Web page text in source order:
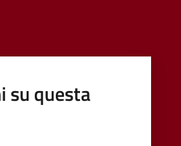
su questa